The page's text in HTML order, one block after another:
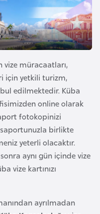
i
ş
i
vize müracaatları,
için yetkili turizm,
edilmektedir. Küba
online olarak
fotokopinizi
birlikte
yeterli olacaktır.
aynı gün içinde vize
vize kartınızı
ayrılmadan